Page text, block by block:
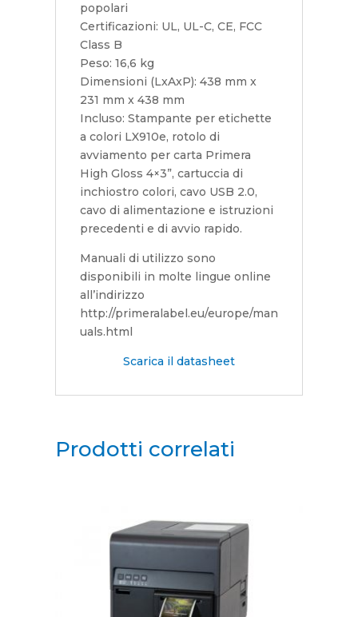
popolari
Certificazioni: UL, UL-C, CE, FCC
Class B
Peso: 16,6 kg
Dimensioni (LxAxP): 438 mm x
231 mm x 438 mm
Incluso: Stampante per etichette
a colori LX910e, rotolo di
avviamento per carta Primera
High Gloss 4×3”, cartuccia di
inchiostro colori, cavo USB 2.0,
cavo di alimentazione e istruzioni
precedenti e di avvio rapido.
Manuali di utilizzo sono
disponibili in molte lingue online
all’indirizzo
http://primeralabel.eu/europe/man
uals.html
Scarica il datasheet
Prodotti correlati